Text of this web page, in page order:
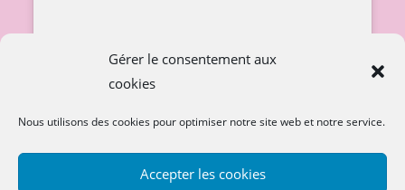
Gérer le consentement aux
cookies
Nous utilisons des cookies pour optimiser notre site web et notre service.
Accepter les cookies
Cliquez pour accepter les cookies
marketing et activer ce contenu